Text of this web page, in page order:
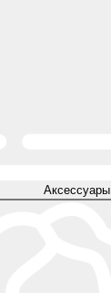
Аксессуары